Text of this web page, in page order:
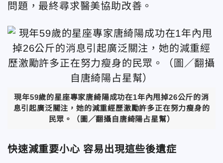
問題，最終尋求醫美協助改善。
現年59歲的星座專家唐綺陽成功在1年內甩掉26公斤的消
息引起廣泛關注，她的減重經歷激勵許多正在努力瘦身的
民眾。（圖／翻攝自唐綺陽占星幫）
快速減重要小心 容易出現這些後遺症